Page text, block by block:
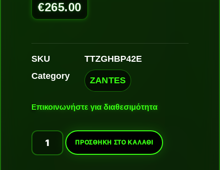
€265.00
SKU
TTZGHBP42E
Category
ZANTES
Επικοινωνήστε για διαθεσιμότητα
ΠΡΟΣΘΉΚΗ ΣΤΟ ΚΑΛΆΘΙ